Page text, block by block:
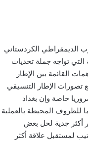
الديمقراطي الكردستاني
التي تواجه جملة تحديات
القائمة بين الإطار
الإطار التنسيقي
خاصة وإن بغداد
للظروف المحيطة بالعملية
أكثر جدية لحل بعض
لمستقبل علاقة أكثر